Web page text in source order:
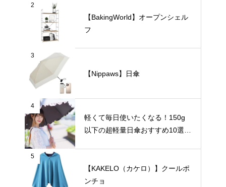
2
【BakingWorld】オープンシェル
フ
3
【Nippaws】日傘
4
軽くて毎日使いたくなる！150g
以下の超軽量日傘おすすめ10選
5
【KAKELO（カケロ）】クールポ
ンチョ